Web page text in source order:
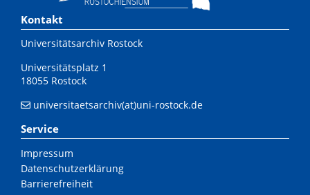
Kontakt
Universitätsarchiv Rostock
Universitätsplatz 1
18055 Rostock
universitaetsarchiv(at)uni-rostock.de
Service
Impressum
Datenschutzerklärung
Barrierefreiheit